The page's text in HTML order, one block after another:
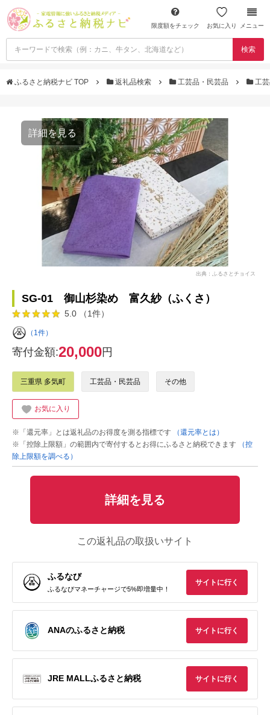
限度額をチェック お気に入り メニュー
検索
ふるさと納税ナビ TOP 返礼品検索 工芸品・民芸品 工芸
詳細を見る
出典：ふるさとチョイス
SG-01 御山杉染め 富久紗（ふくさ）
5.0 （1件）
（1件）
寄付金額:20,000円
三重県 多気町 工芸品・民芸品 その他
お気に入り
※「還元率」とは返礼品のお得度を測る指標です
（還元率とは）
※「控除上限額」の範囲内で寄付するとお得にふるさと納税できます
（控
除上限額を調べる）
詳細を見る
この返礼品の取扱いサイト
ふるなび
ふるなびマネーチャージで5%即増量中！
サイトに行く
ANAのふるさと納税 サイトに行く
JRE MALLふるさと納税 サイトに行く